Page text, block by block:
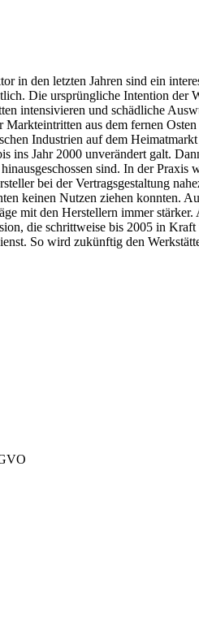
in den letzten Jahren sind ein
Die ursprüngliche Intention der
intensivieren und schädliche
aus dem fernen
Industrien auf dem
ins Jahr 2000 unverändert galt.
sind. In der
bei der Vertragsgestaltung
keinen Nutzen ziehen konnten.
mit den Herstellern immer
die schrittweise bis 2005 in
So wird zukünftig den